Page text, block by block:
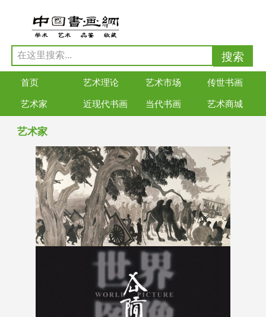
首页 艺术理论 艺术市场 传世书画
艺术家 近现代书画 当代书画 艺术商城
艺术家